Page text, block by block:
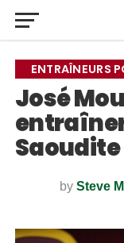
ENTRAÎNEURS
José
Saoudite
by Steve